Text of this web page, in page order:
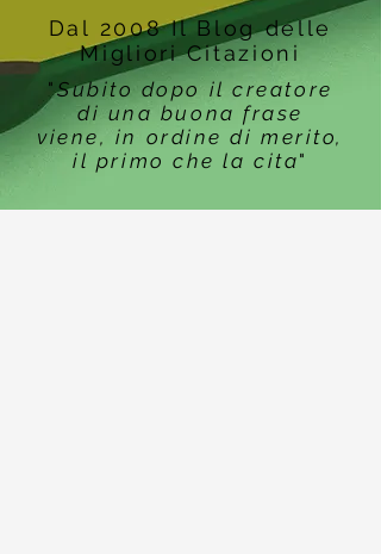
Dal 2008 Il Blog delle
Migliori Citazioni
"Subito dopo il creatore
di una buona frase
viene, in ordine di merito,
il primo che la cita"